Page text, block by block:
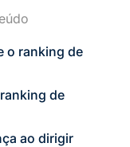
o ranking de
de
ao dirigir